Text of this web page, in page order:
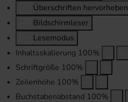
Überschriften hervorheben
Bildschirmleser
Lesemodus
Inhaltsskalierung 100%
Schriftgröße 100%
Zeilenhöhe 100%
Buchstabenabstand 100%